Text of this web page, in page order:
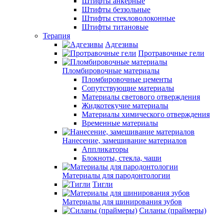
Штифты беззольные
Штифты стекловолоконные
Штифты титановые
Терапия
Адгезивы
Протравочные гели
Пломбировочные материалы
Пломбировочные цементы
Сопутствующие материалы
Материалы светового отверждения
Жидкотекучие материалы
Материалы химического отверждения
Временные материалы
Нанесение, замешивание материалов
Аппликаторы
Блокноты, стекла, чаши
Материалы для пародонтологии
Тигли
Материалы для шинирования зубов
Силаны (праймеры)